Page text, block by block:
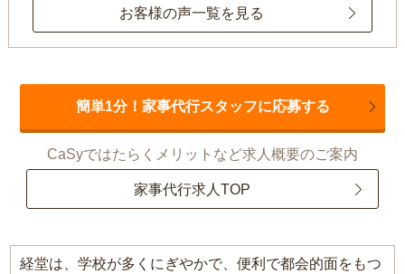
お客様の声一覧を見る
簡単1分！家事代行スタッフに応募する
CaSyではたらくメリットなど求人概要のご案内
家事代行求人TOP
経堂は、学校が多くにぎやかで、便利で都会的面をもつ